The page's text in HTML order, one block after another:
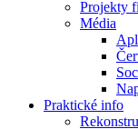
Projekty
Média
Praktické info